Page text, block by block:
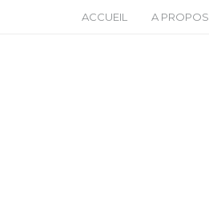
ACCUEIL A PROPOS